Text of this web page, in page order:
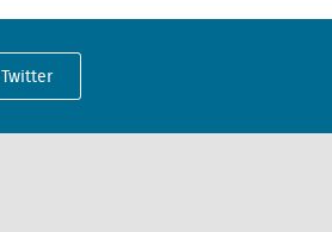
Twitter